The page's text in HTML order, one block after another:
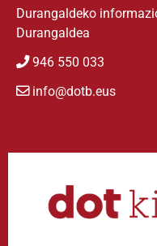
Durangaldeko
Durangaldea
946 550 033
info@dotb.eus